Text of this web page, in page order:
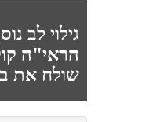
גילוי לב
הראי"ה
שולח את